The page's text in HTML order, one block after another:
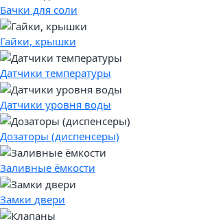
Бачки для соли
Гайки, крышки
Датчики температуры
Датчики уровня воды
Дозаторы (диспенсеры)
Заливные ёмкости
Замки двери